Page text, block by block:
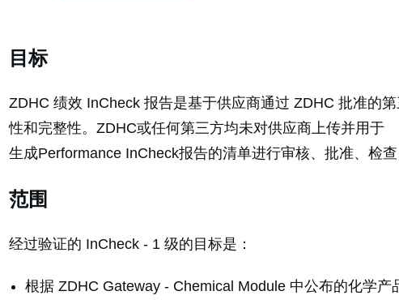
目标
ZDHC 绩效 InCheck 报告是基于供应商通过 ZDHC 批准的
性和完整性。ZDHC或任何第三方均未对供应商上传并用于
生成Performance InCheck报告的清单进行审核、批准、检查
范围
经过验证的 InCheck - 1 级的目标是：
根据 ZDHC Gateway - Chemical Module 中公布的化学